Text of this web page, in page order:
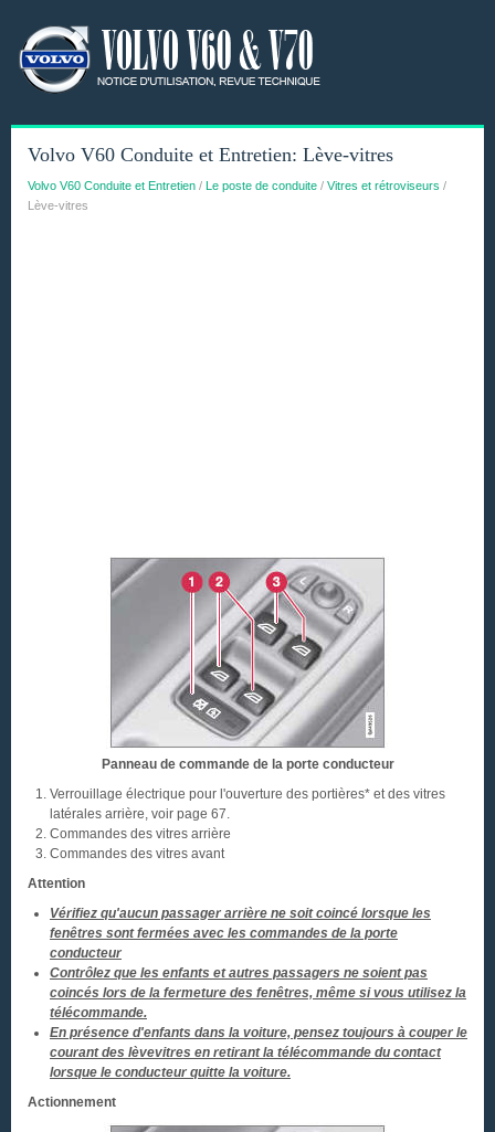
Volvo V60 Conduite et Entretien: Lève-vitres
Volvo V60 Conduite et Entretien / Le poste de conduite / Vitres et rétroviseurs /
Lève-vitres
Panneau de commande de la porte conducteur
Verrouillage électrique pour l'ouverture des portières* et des vitres
latérales arrière, voir page 67.
Commandes des vitres arrière
Commandes des vitres avant
Attention
Vérifiez qu'aucun passager arrière ne soit coincé lorsque les
fenêtres sont fermées avec les commandes de la porte
conducteur
Contrôlez que les enfants et autres passagers ne soient pas
coincés lors de la fermeture des fenêtres, même si vous utilisez la
télécommande.
En présence d'enfants dans la voiture, pensez toujours à couper le
courant des lèvevitres en retirant la télécommande du contact
lorsque le conducteur quitte la voiture.
Actionnement